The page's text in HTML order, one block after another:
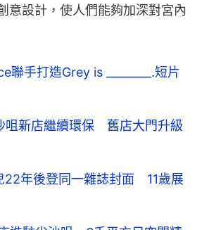
意設計，使人們能夠加深對宮內
聯手打造Grey is ________.短片
咀新店繼續環保 舊店大門升級
年後登同一雜誌封面 11歲展